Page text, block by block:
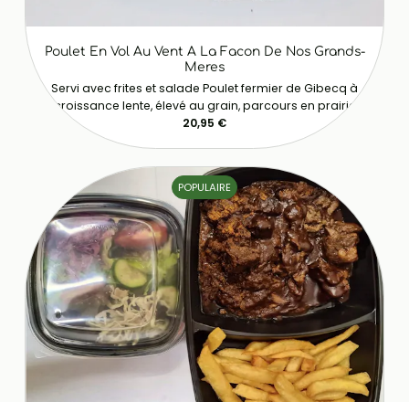
Poulet En Vol Au Vent A La Facon De Nos Grands-
Meres
Servi avec frites et salade Poulet fermier de Gibecq à
croissance lente, élevé au grain, parcours en prairie
20,95 €
POPULAIRE